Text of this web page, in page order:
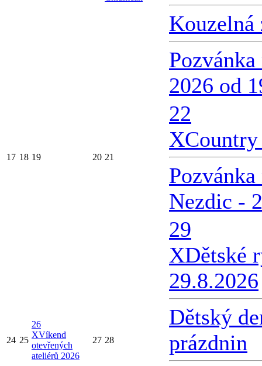
Kouzelná
2026 od
17 18 19 20 21
22
X
Nezdic -
24 25
26
XVíkend
otevřených
ateliérů 2026
27 28
29
XDětské
29.8.2026
Dětský
prázdnin